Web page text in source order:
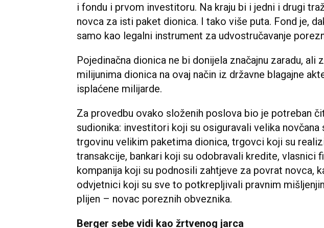
i fondu i prvom investitoru. Na kraju bi i jedni i drugi
novca za isti paket dionica. I tako više puta. Fond je,
samo kao legalni instrument za udvostručavanje
Pojedinačna dionica ne bi donijela značajnu zaradu, ali
milijunima dionica na ovaj način iz državne blagajne
isplaćene milijarde.
Za provedbu ovako složenih poslova bio je potreban
sudionika: investitori koji su osiguravali velika novčana
trgovinu velikim paketima dionica, trgovci koji su
transakcije, bankari koji su odobravali kredite, vlasnici
kompanija koji su podnosili zahtjeve za povrat novca,
odvjetnici koji su sve to potkrepljivali pravnim
plijen – novac poreznih obveznika.
Berger sebe vidi kao žrtvenog jarca